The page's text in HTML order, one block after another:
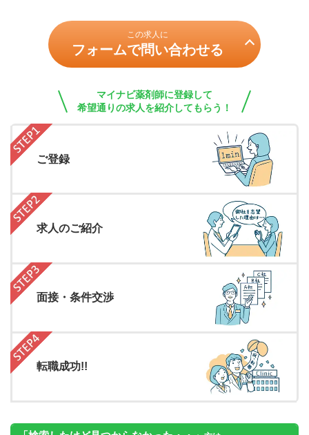
この求人に
フォームで問い合わせる
マイナビ薬剤師に登録して
希望通りの求人を紹介してもらう！
ご登録
求人のご紹介
面接・条件交渉
転職成功!!